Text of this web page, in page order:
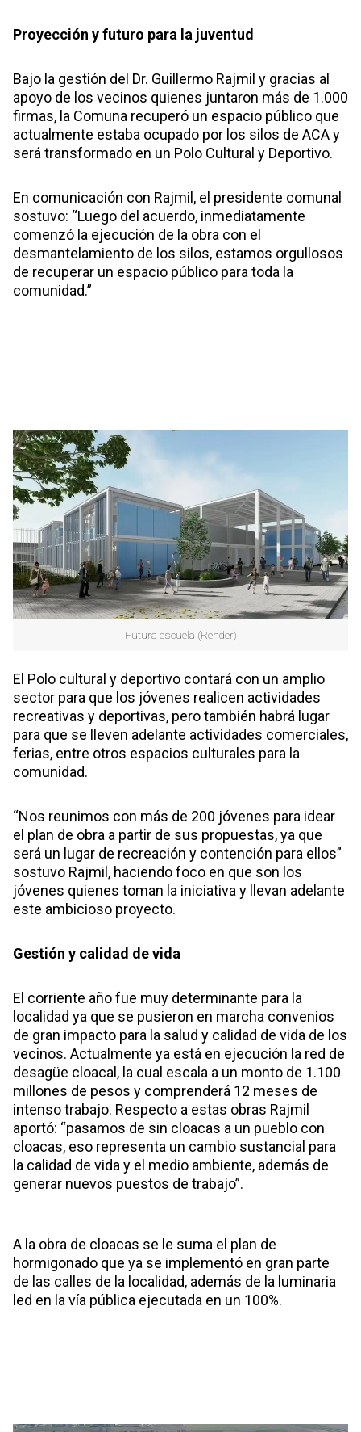
Proyección y futuro para la juventud
Bajo la gestión del Dr. Guillermo Rajmil y gracias al
apoyo de los vecinos quienes juntaron más de 1.000
firmas, la Comuna recuperó un espacio público que
actualmente estaba ocupado por los silos de ACA y
será transformado en un Polo Cultural y Deportivo.
En comunicación con Rajmil, el presidente comunal
sostuvo: “Luego del acuerdo, inmediatamente
comenzó la ejecución de la obra con el
desmantelamiento de los silos, estamos orgullosos
de recuperar un espacio público para toda la
comunidad.”
Futura escuela (Render)
El Polo cultural y deportivo contará con un amplio
sector para que los jóvenes realicen actividades
recreativas y deportivas, pero también habrá lugar
para que se lleven adelante actividades comerciales,
ferias, entre otros espacios culturales para la
comunidad.
“Nos reunimos con más de 200 jóvenes para idear
el plan de obra a partir de sus propuestas, ya que
será un lugar de recreación y contención para ellos”
sostuvo Rajmil, haciendo foco en que son los
jóvenes quienes toman la iniciativa y llevan adelante
este ambicioso proyecto.
Gestión y calidad de vida
El corriente año fue muy determinante para la
localidad ya que se pusieron en marcha convenios
de gran impacto para la salud y calidad de vida de los
vecinos. Actualmente ya está en ejecución la red de
desagüe cloacal, la cual escala a un monto de 1.100
millones de pesos y comprenderá 12 meses de
intenso trabajo. Respecto a estas obras Rajmil
aportó: “pasamos de sin cloacas a un pueblo con
cloacas, eso representa un cambio sustancial para
la calidad de vida y el medio ambiente, además de
generar nuevos puestos de trabajo”.
A la obra de cloacas se le suma el plan de
hormigonado que ya se implementó en gran parte
de las calles de la localidad, además de la luminaria
led en la vía pública ejecutada en un 100%.